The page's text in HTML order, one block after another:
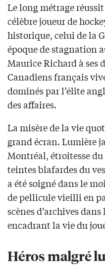
Le long métrage
célèbre joueur de
historique, celui de la
époque de stagnation
Maurice Richard à ses
Canadiens français
dominés par l’élite
des affaires.
La misère de la vie
grand écran. Lumière
Montréal, étroitesse
teintes blafardes du
a été soigné dans le
de pellicule vieilli en
scènes d’archives
encadrant la vie du
Héros malgré